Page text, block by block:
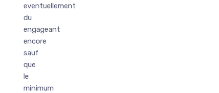
eventuellement
du
engageant
encore
sauf
que
le
minimum